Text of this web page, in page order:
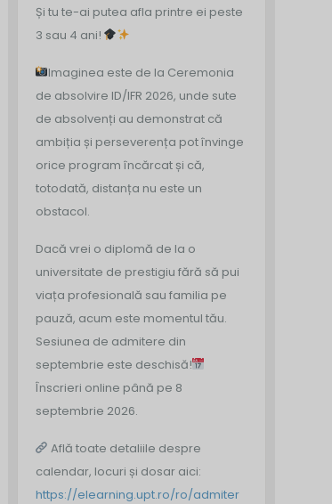
Și tu te-ai putea afla printre ei peste
3 sau 4 ani!
Imaginea este de la Ceremonia
de absolvire ID/IFR 2026, unde sute
de absolvenți au demonstrat că
ambiția și perseverența pot învinge
orice program încărcat și că,
totodată, distanța nu este un
obstacol.
Dacă vrei o diplomă de la o
universitate de prestigiu fără să pui
viața profesională sau familia pe
pauză, acum este momentul tău.
Sesiunea de admitere din
septembrie este deschisă!
Înscrieri online până pe 8
septembrie 2026.
Află toate detaliile despre
calendar, locuri și dosar aici:
https://elearning.upt.ro/ro/admiter